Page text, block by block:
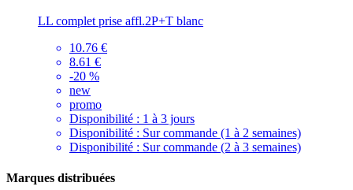
LL complet prise affl.2P+T blanc
10.76 €
8.61 €
-20 %
new
promo
Disponibilité : 1 à 3 jours
Disponibilité : Sur commande (1 à 2 semaines)
Disponibilité : Sur commande (2 à 3 semaines)
Marques distribuées